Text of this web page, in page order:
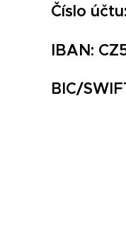
Číslo
IBAN:
BIC/